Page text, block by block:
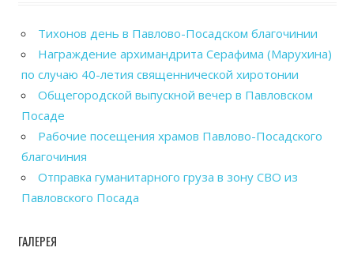
Тихонов день в Павлово-Посадском благочинии
Награждение архимандрита Серафима (Марухина)
по случаю 40-летия священнической хиротонии
Общегородской выпускной вечер в Павловском
Посаде
Рабочие посещения храмов Павлово-Посадского
благочиния
Отправка гуманитарного груза в зону СВО из
Павловского Посада
ГАЛЕРЕЯ